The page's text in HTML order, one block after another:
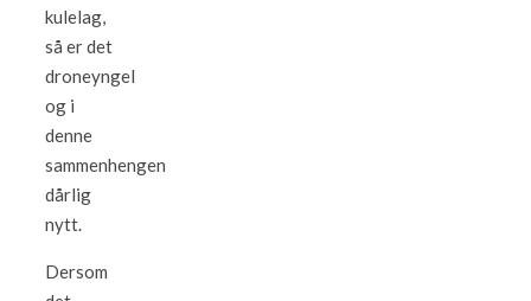
kulelag,
så er det
droneyngel
og i
denne
sammenhengen
dårlig
nytt.
Dersom